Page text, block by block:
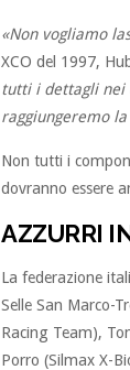
«Non vogliamo
XCO del 1997,
tutti i dettagli nei
raggiungeremo
Non tutti i
dovranno essere
AZZURRI
La federazione
Selle San Marco-
Racing Team),
Porro (Silmax X-